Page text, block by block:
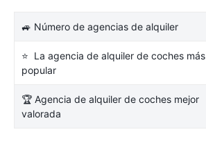
🚙 Número de agencias de alquiler
⭐ La agencia de alquiler de coches más
popular
🏆 Agencia de alquiler de coches mejor
valorada